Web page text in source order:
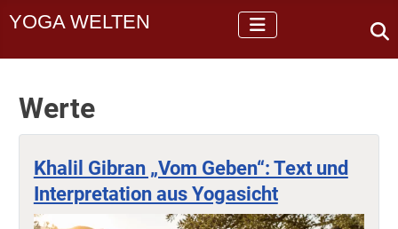
YOGA WELTEN
Werte
Khalil Gibran „Vom Geben“: Text und
Interpretation aus Yogasicht